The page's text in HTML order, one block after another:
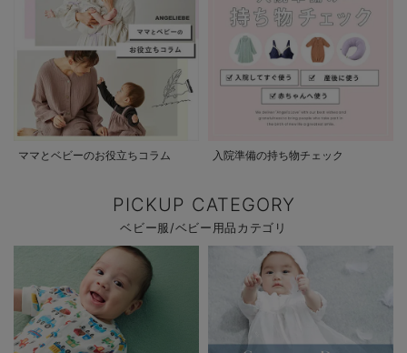
ママとベビーのお役立ちコラム 入院準備の持ち物チェック
PICKUP CATEGORY
ベビー服/ベビー用品カテゴリ